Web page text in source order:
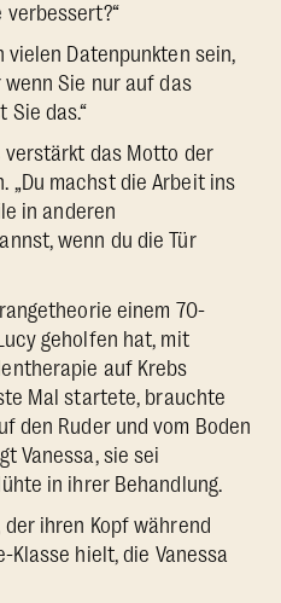
verbessert?“
vielen Datenpunkten sein,
wenn Sie nur auf das
Sie das.“
verstärkt das Motto der
„Du machst die Arbeit ins
in anderen
wenn du die Tür
einem 70-
geholfen hat, mit
auf Krebs
Mal startete, brauchte
den Ruder und vom Boden
Vanessa, sie sei
in ihrer Behandlung.
ihren Kopf während
hielt, die Vanessa